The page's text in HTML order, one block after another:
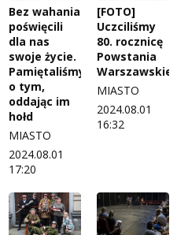
Bez wahania
poświęcili
dla nas
swoje życie.
Pamiętaliśmy
o tym,
oddając im
hołd
MIASTO
2024.08.01
17:20
[FOTO]
Uczciliśmy
80. rocznicę
Powstania
MIASTO
2024.08.01
16:32